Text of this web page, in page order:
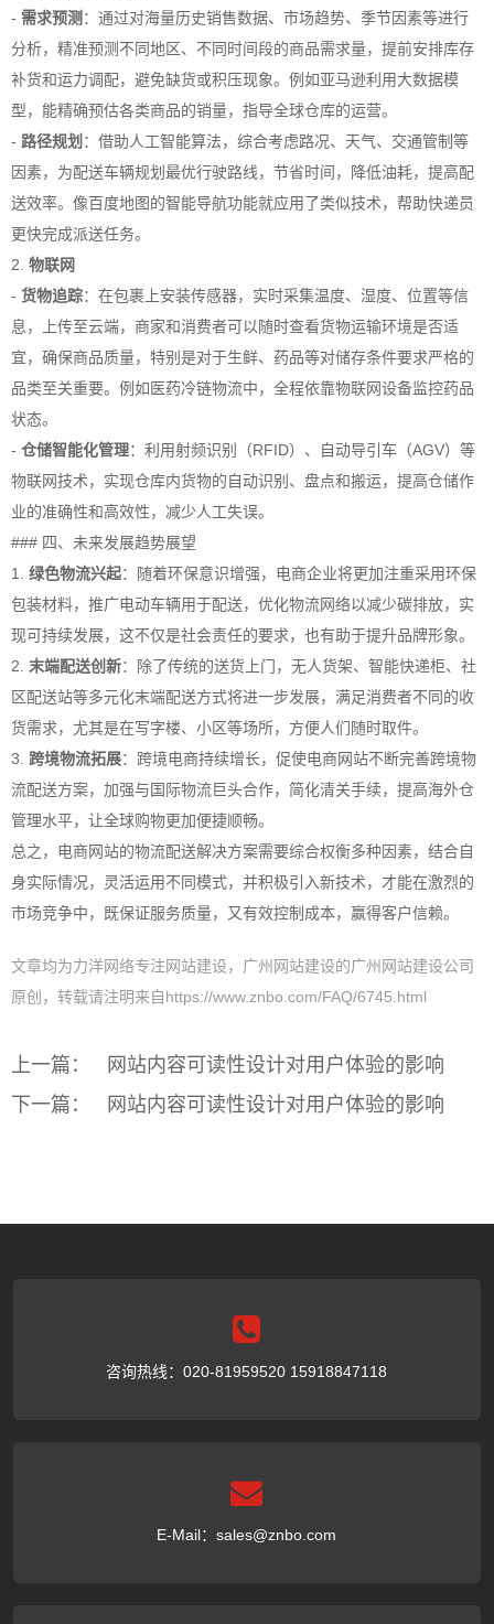
- 需求预测 ：通过对海量历史销售数据、市场趋势、季节因素等进行
分析，精准预测不同地区、不同时间段的商品需求量，提前安排库存
补货和运力调配，避免缺货或积压现象。例如亚马逊利用大数据模
型，能精确预估各类商品的销量，指导全球仓库的运营。
- 路径规划 ：借助人工智能算法，综合考虑路况、天气、交通管制等
因素，为配送车辆规划最优行驶路线，节省时间，降低油耗，提高配
送效率。像百度地图的智能导航功能就应用了类似技术，帮助快递员
更快完成派送任务。
2. 物联网
- 货物追踪：在包裹上安装传感器，实时采集温度、湿度、位置等信
息，上传至云端，商家和消费者可以随时查看货物运输环境是否适
宜，确保商品质量，特别是对于生鲜、药品等对储存条件要求严格的
品类至关重要。例如医药冷链物流中，全程依靠物联网设备监控药品
状态。
- 仓储智能化管理：利用射频识别（RFID）、自动导引车（AGV）等
物联网技术，实现仓库内货物的自动识别、盘点和搬运，提高仓储作
业的准确性和高效性，减少人工失误。
### 四、未来发展趋势展望
1. 绿色物流兴起：随着环保意识增强，电商企业将更加注重采用环保
包装材料，推广电动车辆用于配送，优化物流网络以减少碳排放，实
现可持续发展，这不仅是社会责任的要求，也有助于提升品牌形象。
2. 末端配送创新：除了传统的送货上门，无人货架、智能快递柜、社
区配送站等多元化末端配送方式将进一步发展，满足消费者不同的收
货需求，尤其是在写字楼、小区等场所，方便人们随时取件。
3. 跨境物流拓展：跨境电商持续增长，促使电商网站不断完善跨境物
流配送方案，加强与国际物流巨头合作，简化清关手续，提高海外仓
管理水平，让全球购物更加便捷顺畅。
总之，电商网站的物流配送解决方案需要综合权衡多种因素，结合自
身实际情况，灵活运用不同模式，并积极引入新技术，才能在激烈的
市场竞争中，既保证服务质量，又有效控制成本，赢得客户信赖。
文章均为力洋网络专注网站建设，广州网站建设的广州网站建设公司
原创，转载请注明来自https://www.znbo.com/FAQ/6745.html
上一篇：
网站内容可读性设计对用户体验的影响
下一篇：
网站内容可读性设计对用户体验的影响
咨询热线：020-81959520 15918847118
E-Mail：sales@znbo.com